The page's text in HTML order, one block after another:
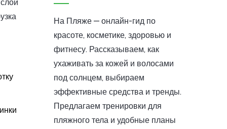
На Пляже — онлайн-гид по
красоте, косметике, здоровью и
фитнесу. Рассказываем, как
ухаживать за кожей и волосами
под солнцем, выбираем
эффективные средства и тренды.
Предлагаем тренировки для
пляжного тела и удобные планы